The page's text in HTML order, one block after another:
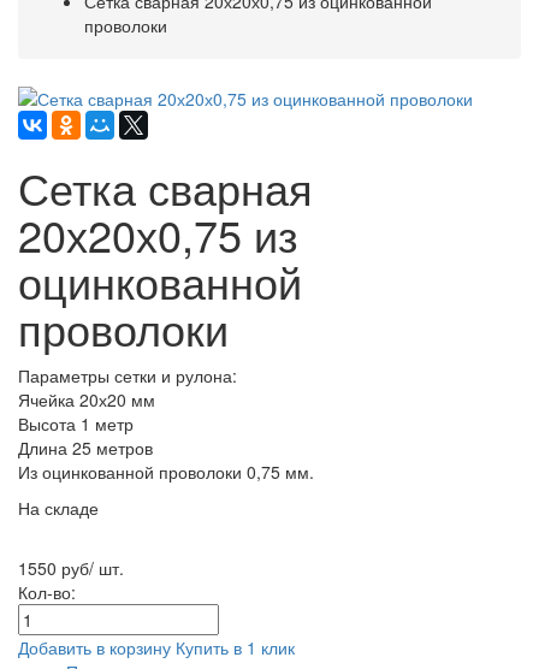
проволоки
Сетка сварная
20х20х0,75 из
оцинкованной
проволоки
Параметры сетки и рулона:
Ячейка 20х20 мм
Высота 1 метр
Длина 25 метров
Из оцинкованной проволоки 0,75 мм.
На складе
1550 руб/ шт.
Кол-во:
Добавить в корзину Купить в 1 клик